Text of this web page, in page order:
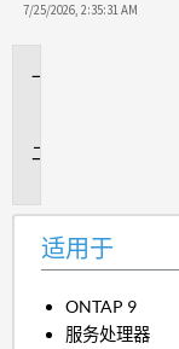
7/25/2026, 2:35:31 AM
适用于
ONTAP 9
服务处理器